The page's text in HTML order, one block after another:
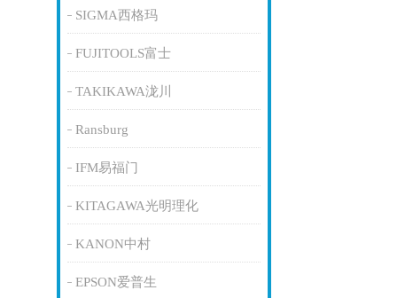
SIGMA西格玛
FUJITOOLS富士
TAKIKAWA泷川
Ransburg
IFM易福门
KITAGAWA光明理化
KANON中村
EPSON爱普生